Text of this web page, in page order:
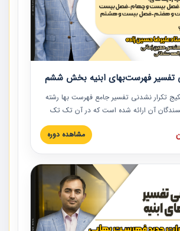
تفسیر فهرست‌بهای ابنیه بخش ششم
تکرار نشدنی تفسیر جامع فهرست بها رشته
آن ارائه شده است که در آن تک تک
فهرست بها تفسیر و ارائه شده است. این
تصویری بوده و به همراه تصاویر عملیات
علیرضاحسین‌زاده مدیر پروژه مهندسی
فهرست بها رشته ابنیه ارائه شده و به تمام
حوزه صنعت ساخت در حال فعالیت هستند حتما
مطالب این دوره استفاده نمایند.
مشاهده دوره